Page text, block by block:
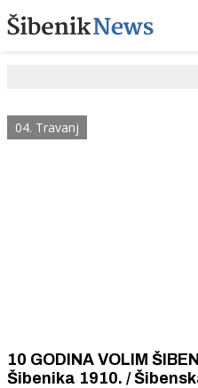
04. Travanj
10 GODINA VOLIM ŠIBENIK / Intimna
Šibenika 1910. /